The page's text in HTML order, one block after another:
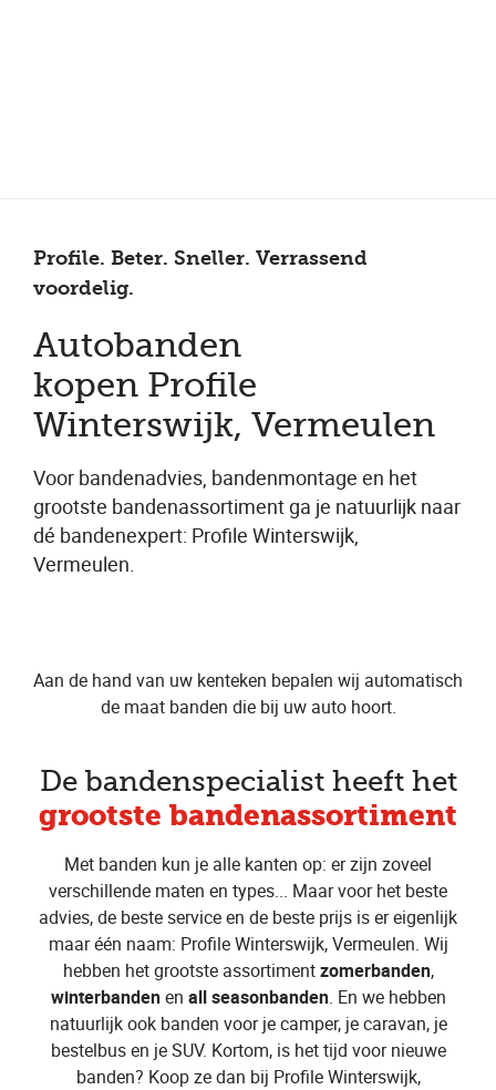
Profile. Beter. Sneller. Verrassend
voordelig.
Autobanden
kopen Profile
Winterswijk, Vermeulen
Voor bandenadvies, bandenmontage en het
grootste bandenassortiment ga je natuurlijk naar
dé bandenexpert: Profile Winterswijk,
Vermeulen.
Aan de hand van uw kenteken bepalen wij automatisch
de maat banden die bij uw auto hoort.
De bandenspecialist heeft het
grootste bandenassortiment
Met banden kun je alle kanten op: er zijn zoveel
verschillende maten en types... Maar voor het beste
advies, de beste service en de beste prijs is er eigenlijk
maar één naam: Profile Winterswijk, Vermeulen. Wij
hebben het grootste assortimentzomerbanden,
winterbandenen all seasonbanden. En we hebben
natuurlijk ook banden voor je camper, je caravan, je
bestelbus en je SUV. Kortom, is het tijd voor nieuwe
banden? Koop ze dan bij Profile Winterswijk,